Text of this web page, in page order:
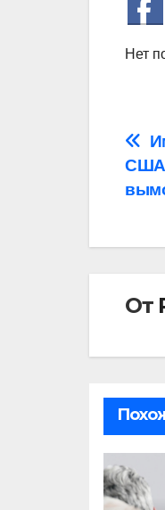
Нет
по
От